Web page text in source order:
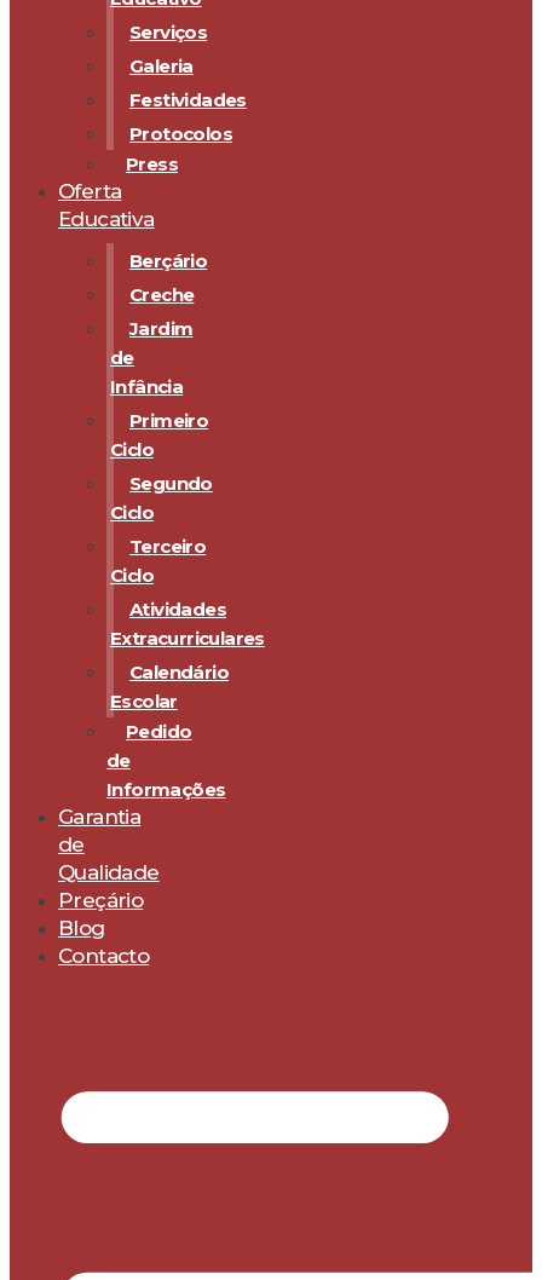
Serviços
Galeria
Festividades
Protocolos
Press
Oferta
Educativa
Berçário
Creche
Jardim
de
Infância
Primeiro
Ciclo
Segundo
Ciclo
Terceiro
Ciclo
Atividades
Extracurriculares
Calendário
Escolar
Pedido
de
Informações
Garantia
de
Qualidade
Preçário
Blog
Contacto